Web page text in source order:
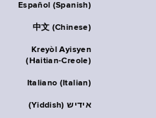
Español (Spanish)
中文 (Chinese)
Kreyòl Ayisyen
(Haitian-Creole)
Italiano (Italian)
אידיש (Yiddish)